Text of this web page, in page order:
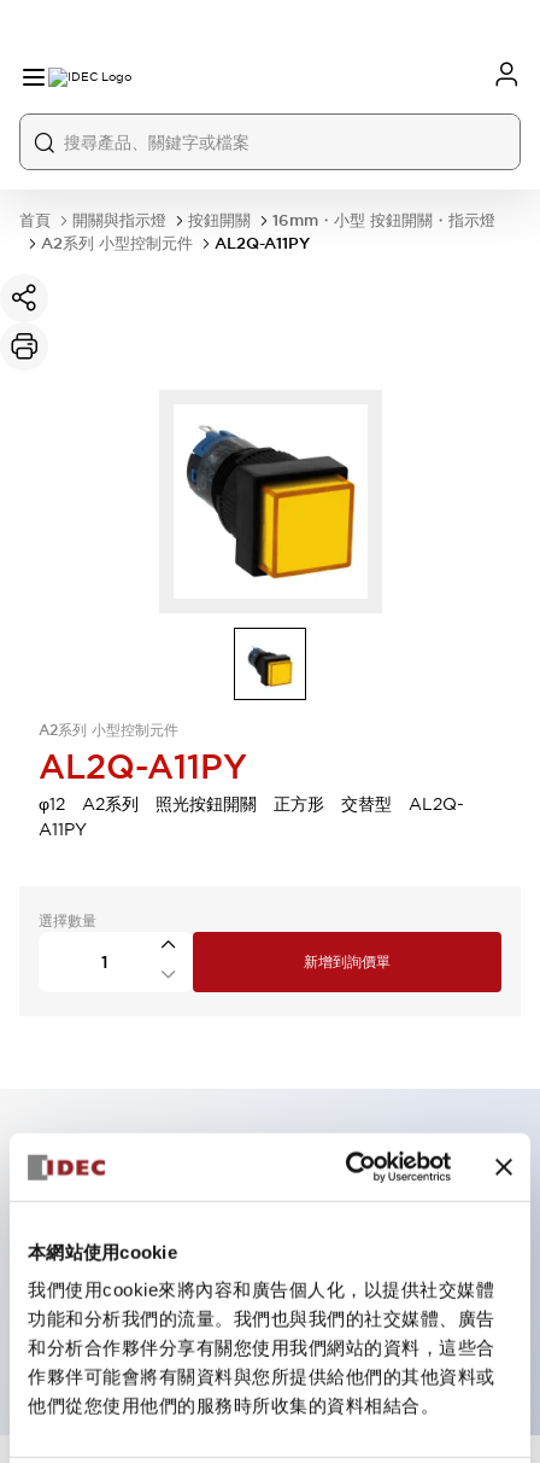
本網站使用cookie
我們使用cookie來將內容和廣告個人化，以提供社交媒體
功能和分析我們的流量。我們也與我們的社交媒體、廣告
和分析合作夥伴分享有關您使用我們網站的資料，這些合
作夥伴可能會將有關資料與您所提供給他們的其他資料或
他們從您使用他們的服務時所收集的資料相結合。
首頁 開關與指示燈 按鈕開關
16mm・小型 按鈕開關・指示燈
A2系列 小型控制元件
AL2Q-A11PY
A2系列 小型控制元件
AL2Q-A11PY
φ12 A2系列 照光按鈕開關 正方形 交替型 AL2Q-
A11PY
選擇數量
新增到詢價單
主要特點
具備保護結構IP40及IP65（IEC 60529）
平坦端子面。
UL・CSA認證品